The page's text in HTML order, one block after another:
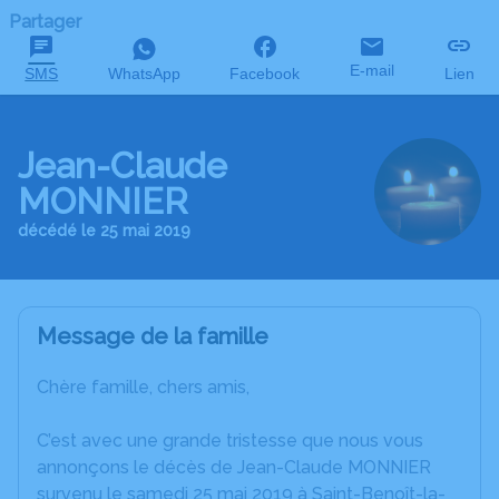
Partager
SMS WhatsApp Facebook E-mail Lien
Jean-Claude
MONNIER
décédé le 25 mai 2019
Message de la famille
Chère famille, chers amis,
C’est avec une grande tristesse que nous vous
annonçons le décès de Jean-Claude MONNIER
survenu le samedi 25 mai 2019 à Saint-Benoît-la-